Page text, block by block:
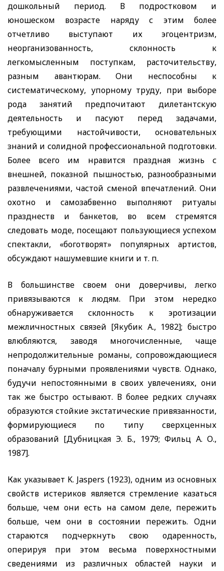
дошкольный период. В подростковом и
юношеском возрасте наряду с этим более
отчетливо выступают их эгоцентризм,
неорганизованность, склонность к
легкомысленным поступкам, расточительству,
разным авантюрам. Они неспособны к
систематическому, упорному труду, при выборе
рода занятий предпочитают дилетантскую
деятельность и пасуют перед задачами,
требующими настойчивости, основательных
знаний и солидной профессиональной подготовки.
Более всего им нравится праздная жизнь с
внешней, показной пышностью, разнообразными
развлечениями, частой сменой впечатлений. Они
охотно и самозабвенно выполняют ритуалы
празднеств и банкетов, во всем стремятся
следовать моде, посещают пользующиеся успехом
спектакли, «боготворят» популярных артистов,
обсуждают нашумевшие книги и т. п.
В большинстве своем они доверчивы, легко
привязываются к людям. При этом нередко
обнаруживается склонность к эротизации
межличностных связей [Якубик А., 1982]; быстро
влюбляются, заводя многочисленные, чаще
непродолжительные романы, сопровождающиеся
поначалу бурными проявлениями чувств. Однако,
будучи непостоянными в своих увлечениях, они
так же быстро остывают. В более редких случаях
образуются стойкие экстатические привязанности,
формирующиеся по типу сверхценных
образований [Дубницкая Э. Б., 1979; Фильц А. О.,
1987].
Как указывает K. Jaspers (1923), одним из основных
свойств истериков является стремление казаться
больше, чем они есть на самом деле, пережить
больше, чем они в состоянии пережить. Одни
стараются подчеркнуть свою одаренность,
оперируя при этом весьма поверхностными
сведениями из различных областей науки и